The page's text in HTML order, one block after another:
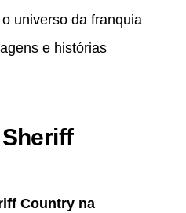
universo da franquia
e histórias
Country na